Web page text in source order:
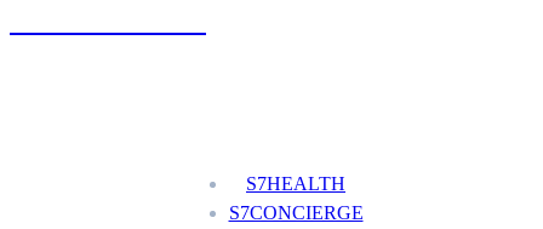
S7HEALTH
S7CONCIERGE